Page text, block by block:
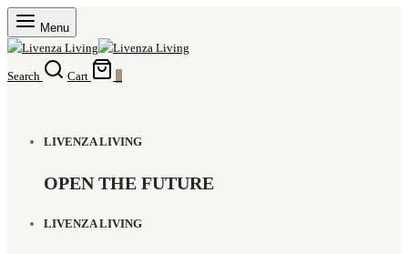
Menu
Search Cart
LIVENZA LIVING
OPEN THE FUTURE
LIVENZA LIVING